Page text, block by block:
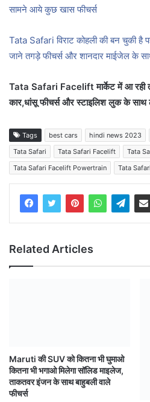
सामने आये कुछ खास फीचर्स
Tata Safari विराट कोहली की बन चुकी है
जाने तगड़े फीचर्स और शानदार माईजेल के
Tata Safari Facelift मार्केट में आ रही
कार,धांसू फीचर्स और स्टाइलिश लुक के साथ
Tags best cars hindi news 2023
Tata Safari
Tata Safari Facelift
Tata
Tata Safari Facelift Powertrain
Tata
Related Articles
Maruti की SUV को कितना भी घुमाओ
कितना भी भगाओ मिलेगा सॉलिड माइलेज,
ताकतवर इंजन के साथ बाहुबली वाले
फीचर्स